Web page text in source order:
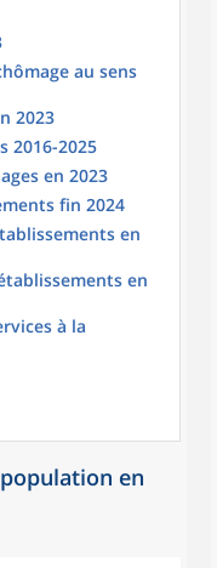
au sens
2023
2016-2025
en 2023
fin 2024
en
en
à la
en